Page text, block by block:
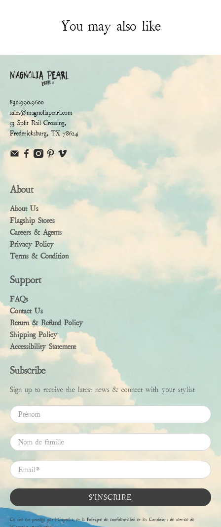
You may also like
830.990.9600
sales@magnoliapearl.com
53 Split Rail Crossing,
Fredericksburg, TX 78624
About
About Us
Flagship Stores
Careers & Agents
Privacy Policy
Terms & Condition
Support
FAQs
Contact Us
Return & Refund Policy
Shipping Policy
Accessibility Statement
Subscribe
Sign up to receive the latest news & connect with your stylist
Prénom
Nom de famille
Email*
S'INSCRIRE
Ce site est protégé par hCaptcha, et la Politique de confidentialité et les Conditions de service de